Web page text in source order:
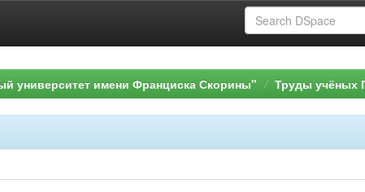
университет имени Франциска Скорины" Труды учёных